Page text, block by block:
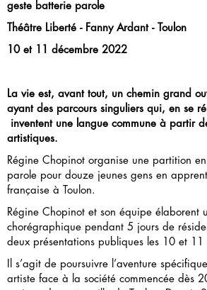
geste batterie parole
Théâtre Liberté - Fanny Ardant - Toulon
10 et 11 décembre 2022
La vie est, avant tout, un chemin grand
ayant des parcours singuliers qui, en se
inventent une langue commune à partir
artistiques.
Régine Chopinot organise une partition
parole pour douze jeunes gens en
française à Toulon.
Régine Chopinot et son équipe élaborent
chorégraphique pendant 5 jours de
deux présentations publiques les 10 et
Il s’agit de poursuivre l’aventure
artiste face à la société commencée dès